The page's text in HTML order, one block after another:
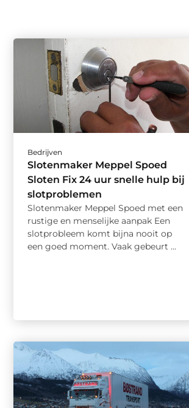
Bedrijven
Slotenmaker Meppel Spoed
Sloten Fix 24 uur snelle hulp bij
slotproblemen
Slotenmaker Meppel Spoed met een
rustige en menselijke aanpak Een
slotprobleem komt bijna nooit op
een goed moment. Vaak gebeurt ...